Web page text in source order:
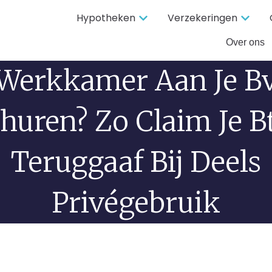
Hypotheken Verzekeringen
Over ons
Aan Je
Zo Claim Je
Teruggaaf Bij Deels
Privégebruik